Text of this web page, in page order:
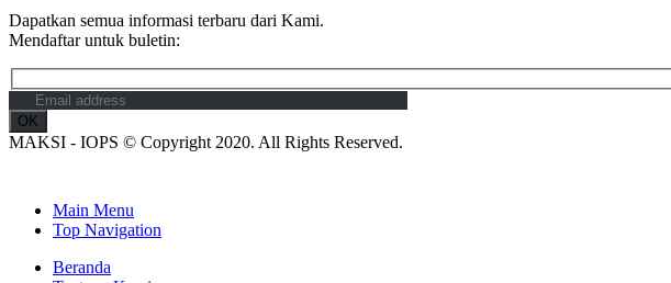
Dapatkan semua informasi terbaru dari Kami.
Mendaftar untuk buletin:
MAKSI - IOPS © Copyright 2020. All Rights Reserved.
Main Menu
Top Navigation
Beranda